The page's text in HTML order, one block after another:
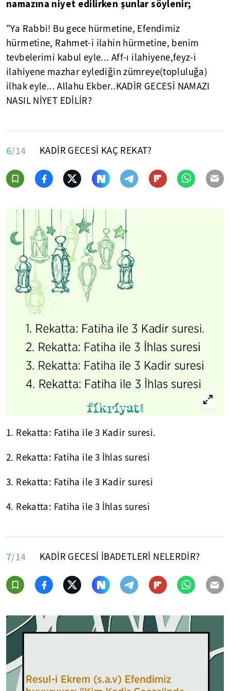
namazına niyet edilirken şunlar söylenir;
"Ya Rabbi! Bu gece hürmetine, Efendimiz
hürmetine, Rahmet-i ilahin hürmetine, benim
tevbelerimi kabul eyle... Aff-ı ilahiyene,feyz-i
ilahiyene mazhar eylediğin zümreye(topluluğa)
ilhak eyle... Allahu Ekber..KADİR GECESİ NAMAZI
NASIL NİYET EDİLİR?
6/14 KADİR GECESİ KAÇ REKAT?
1. Rekatta: Fatiha ile 3 Kadir suresi.
2. Rekatta: Fatiha ile 3 İhlas suresi
3. Rekatta: Fatiha ile 3 Kadir suresi
4. Rekatta: Fatiha ile 3 İhlas suresi
7/14 KADİR GECESİ İBADETLERİ NELERDİR?